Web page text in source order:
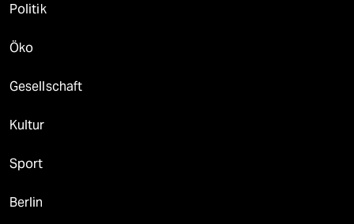
Politik
Öko
Gesellschaft
Kultur
Sport
Berlin